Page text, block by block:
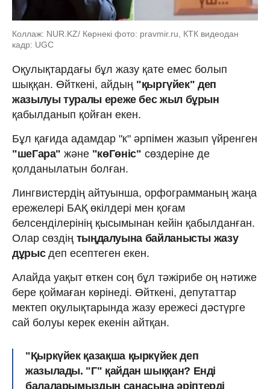
Коллаж: NUR.KZ/ Көрнекі фото: pravmir.ru, КТК видеодан
кадр: UGC
Оқулықтардағы бұл жазу қате емес болып
шыққан. Өйткені, айдың "қыргүйек" деп
жазылуы туралы ереже бес жыл бұрын
қабылданып қойған екен.
Бұл қағида адамдар "к" әрпімен жазып үйренген
"шеГара" және "көГөніс" сөздеріне де
қолданылатын болған.
Лингвистердің айтуынша, орфограмманың жаңа
ережелері БАҚ өкілдері мен қоғам
белсенділерінің қысымынан кейін қабылданған.
Олар сөздің тыңдалуына байланысты жазу
дұрысдеп есептеген екен.
Алайда уақыт өткен соң бұл тәжірибе оң нәтиже
бере қоймаған көрінеді. Өйткені, депутаттар
мектеп оқулықтарында жазу ережесі дәстүрге
сай болуы керек екенін айтқан.
"Қыркүйек қазақша қыркүйек деп
жазылады. "Г" қайдан шыққан? Енді
балаларымыздың санасына әріптерді